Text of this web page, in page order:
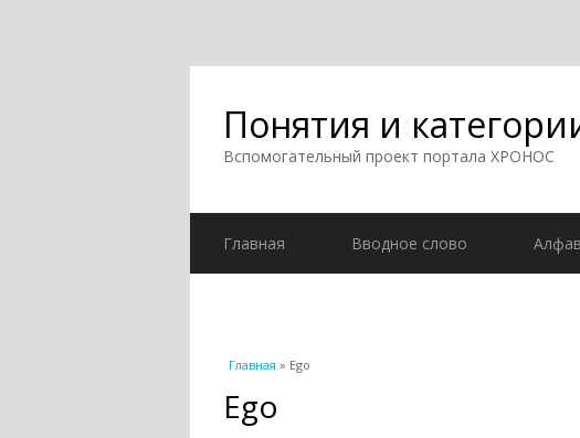
Понятия и
Вспомогательный проект портала ХРОНОС
Главная Вводное слово
Вы здесь
Главная » Ego
Ego